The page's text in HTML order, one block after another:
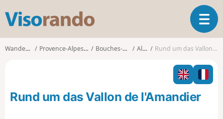
s
o
o
T
o
g
l
n
Wanderungen Provence-Alpes-Côte d'Azur Bouches-du-Rhône Allauch Rund um das Vallon de l'Amandier
Rund um das Vallon de l'Amandier